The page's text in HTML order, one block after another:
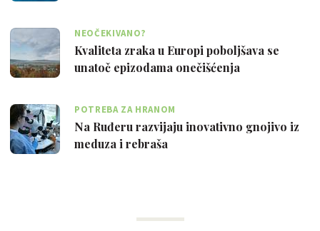
NEOČEKIVANO?
Kvaliteta zraka u Europi poboljšava se
unatoč epizodama onečišćenja
POTREBA ZA HRANOM
Na Ruđeru razvijaju inovativno gnojivo iz
meduza i rebraša